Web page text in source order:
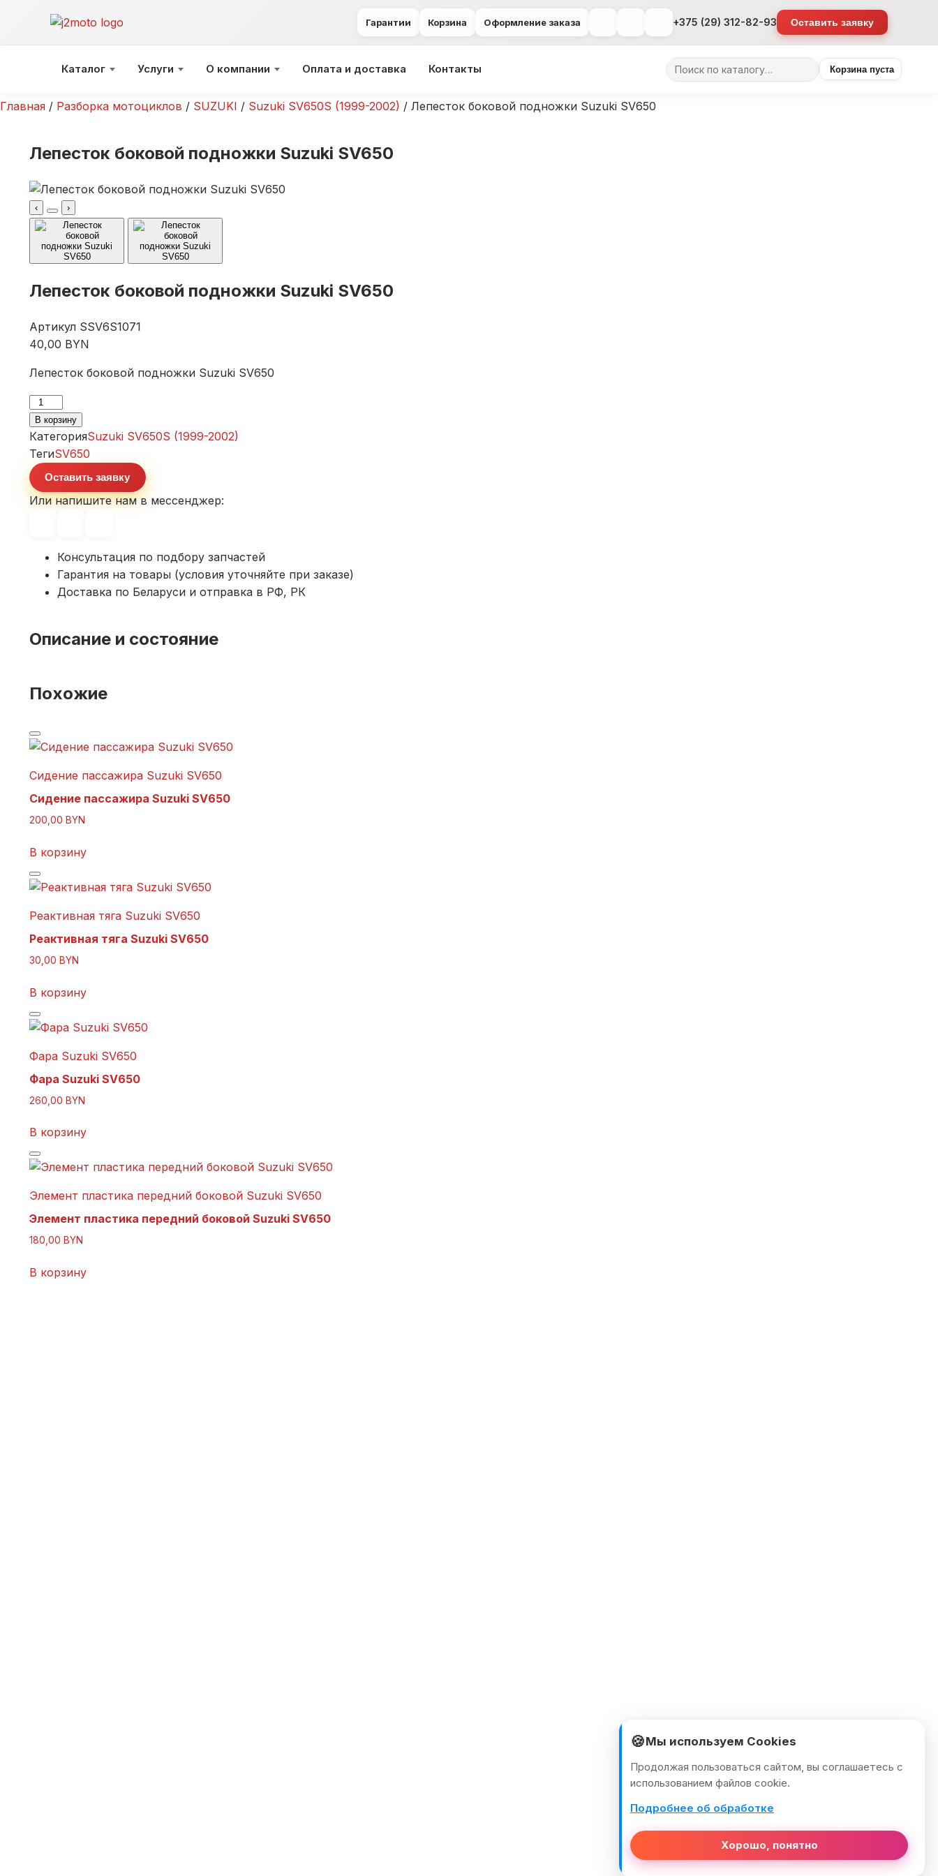
Гарантии Корзина Оформление заказа +375 (29) 312-82-93 Оставить заявку
Каталог Услуги О компании Оплата и доставка Контакты
Поиск
Корзина пуста
Главная / Разборка мотоциклов / SUZUKI / Suzuki SV650S (1999-2002) / Лепесток боковой подножки Suzuki SV650
Лепесток боковой подножки Suzuki SV650
‹ ›
Лепесток боковой подножки Suzuki SV650
Артикул SSV6S1071
40,00 BYN
Лепесток боковой подножки Suzuki SV650
Количество
товара
Лепесток
боковой
подножки
Suzuki
SV650
В корзину
КатегорияSuzuki SV650S (1999-2002)
ТегиSV650
Оставить заявку
Или напишите нам в мессенджер:
Консультация по подбору запчастей
Гарантия на товары (условия уточняйте при заказе)
Доставка по Беларуси и отправка в РФ, РК
Описание и состояние
Похожие
Сидение пассажира Suzuki SV650
Сидение пассажира Suzuki SV650
200,00 BYN
В корзину
Реактивная тяга Suzuki SV650
Реактивная тяга Suzuki SV650
30,00 BYN
В корзину
Фара Suzuki SV650
Фара Suzuki SV650
260,00 BYN
В корзину
Элемент пластика передний боковой Suzuki SV650
Элемент пластика передний боковой Suzuki SV650
180,00 BYN
В корзину
🍪Мы используем Cookies
Продолжая пользоваться сайтом, вы соглашаетесь с
использованием файлов cookie.
Подробнее об обработке
Хорошо, понятно